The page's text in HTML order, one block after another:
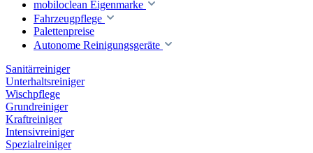
mobiloclean Eigenmarke
Fahrzeugpflege
Palettenpreise
Autonome Reinigungsgeräte
Sanitärreiniger
Unterhaltsreiniger
Wischpflege
Grundreiniger
Kraftreiniger
Intensivreiniger
Spezialreiniger